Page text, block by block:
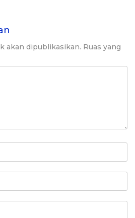
akan dipublikasikan. Ruas yang